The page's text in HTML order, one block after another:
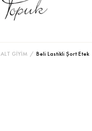
ALT GİYİM Beli Lastikli Şort Etek